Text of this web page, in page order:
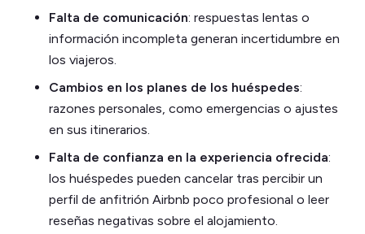
Falta de comunicación: respuestas lentas o
información incompleta generan incertidumbre en
los viajeros.
Cambios en los planes de los huéspedes:
razones personales, como emergencias o ajustes
en sus itinerarios.
Falta de confianza en la experiencia ofrecida:
los huéspedes pueden cancelar tras percibir un
perfil de anfitrión Airbnb poco profesional o leer
reseñas negativas sobre el alojamiento.